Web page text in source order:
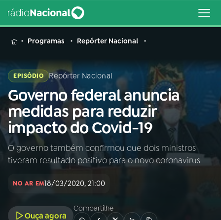
MENU
Buscar
na
Rádio
Nacional
Buscar
AO VIVO
INÍCIO
A RÁDIO
Programas Repórter Nacional
EPISÓDIO Repórter Nacional
Governo federal anuncia
medidas para reduzir
impacto do Covid-19
O governo também confirmou que dois ministros
tiveram resultado positivo para o novo coronavírus
NO AR EM18/03/2020, 21:00
Ouça agora
Compartilhe